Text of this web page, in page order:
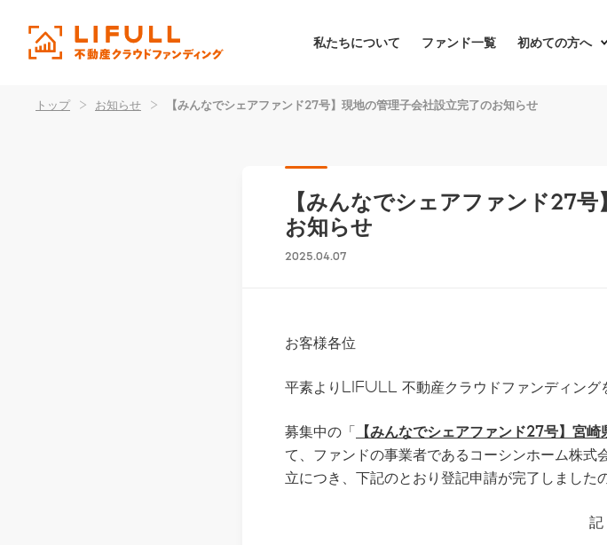
私たちについて ファンド一覧 初めての方へ
トップ > お知らせ > 【みんなでシェアファンド27号】現地の管理子会社設立完了のお知らせ
【みんなでシェアファンド27
お知らせ
2025.04.07
お客様各位
平素よりLIFULL 不動産クラウドファンディング
募集中の「 【みんなでシェアファンド27号】宮
て、ファンドの事業者であるコーシンホーム株
立につき、下記のとおり登記申請が完了しました
記